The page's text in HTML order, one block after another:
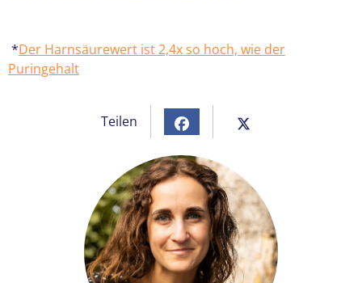
*Der Harnsäurewert ist 2,4x so hoch, wie der
Puringehalt
Teilen